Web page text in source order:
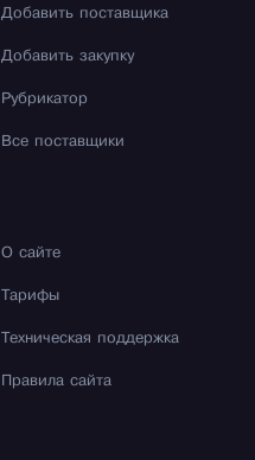
Добавить поставщика
Добавить закупку
Рубрикатор
Все поставщики
О сайте
Тарифы
Техническая поддержка
Правила сайта